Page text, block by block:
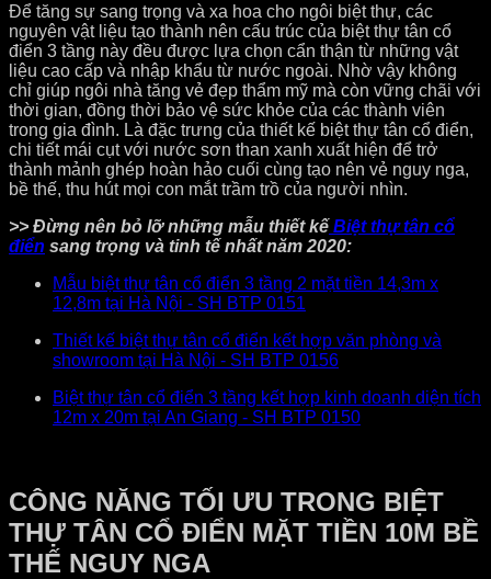
Để tăng sự sang trọng và xa hoa cho ngôi biệt thự, các
nguyên vật liệu tạo thành nên cấu trúc của biệt thự tân cổ
điển 3 tầng này đều được lựa chọn cẩn thận từ những vật
liệu cao cấp và nhập khẩu từ nước ngoài. Nhờ vậy không
chỉ giúp ngôi nhà tăng vẻ đẹp thẩm mỹ mà còn vững chãi với
thời gian, đồng thời bảo vệ sức khỏe của các thành viên
trong gia đình. Là đặc trưng của thiết kế biệt thự tân cổ điển,
chi tiết mái cụt với nước sơn than xanh xuất hiện để trở
thành mảnh ghép hoàn hảo cuối cùng tạo nên vẻ nguy nga,
bề thế, thu hút mọi con mắt trầm trồ của người nhìn.
>> Đừng nên bỏ lỡ những mẫu thiết kế Biệt thự tân cổ
điển sang trọng và tinh tế nhất năm 2020:
Mẫu biệt thự tân cổ điển 3 tầng 2 mặt tiền 14,3m x
12,8m tại Hà Nội - SH BTP 0151
Thiết kế biệt thự tân cổ điển kết hợp văn phòng và
showroom tại Hà Nội - SH BTP 0156
Biệt thự tân cổ điển 3 tầng kết hợp kinh doanh diện tích
12m x 20m tại An Giang - SH BTP 0150
CÔNG NĂNG TỐI ƯU TRONG BIỆT
THỰ TÂN CỔ ĐIỂN MẶT TIỀN 10M BỀ
THẾ NGUY NGA